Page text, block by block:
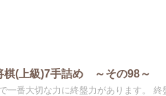
棋(上級)7手詰め ～その98～
一番大切な力に終盤力があります。 終